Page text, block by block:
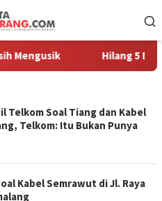
Hilang 5 Bulan,
Telkom Soal Tiang dan Kabel
Telkom: Itu Bukan Punya
Kabel Semrawut di Jl. Raya